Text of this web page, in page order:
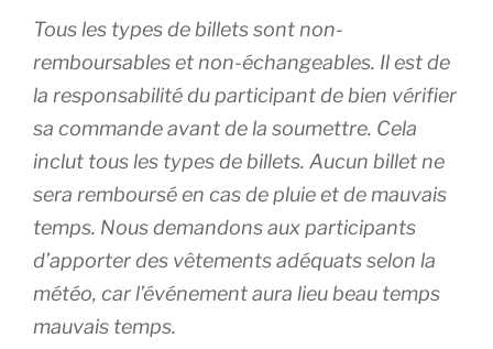
Tous les types de billets sont non-
remboursables et non-échangeables. Il est de
la responsabilité du participant de bien vérifier
sa commande avant de la soumettre. Cela
inclut tous les types de billets. Aucun billet ne
sera remboursé en cas de pluie et de mauvais
temps. Nous demandons aux participants
d’apporter des vêtements adéquats selon la
météo, car l’événement aura lieu beau temps
mauvais temps.